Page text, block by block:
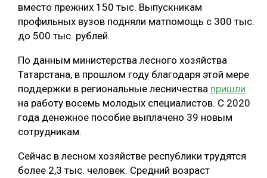
вместо прежних 150 тыс. Выпускникам
профильных вузов подняли матпомощь с 300 тыс.
до 500 тыс. рублей.
По данным министерства лесного хозяйства
Татарстана, в прошлом году благодаря этой мере
поддержки в региональные лесничества пришли
на работу восемь молодых специалистов. С 2020
года денежное пособие выплачено 39 новым
сотрудникам.
Сейчас в лесном хозяйстве республики трудятся
более 2,3 тыс. человек. Средний возраст